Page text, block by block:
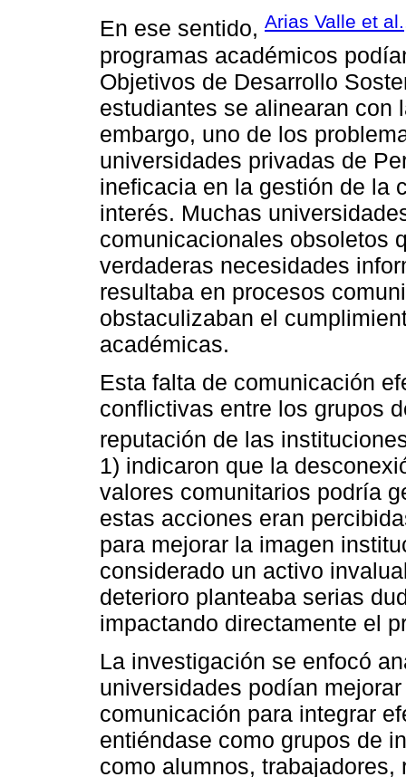
En ese sentido, Arias Valle et
programas académicos
Objetivos de Desarrollo
estudiantes se alinearan con
embargo, uno de los
universidades privadas de
ineficacia en la gestión de la
interés. Muchas
comunicacionales obsoletos
verdaderas necesidades
resultaba en procesos
obstaculizaban el
académicas.
Esta falta de comunicación
conflictivas entre los grupos
reputación de las
1) indicaron que la
valores comunitarios podría
estas acciones eran
para mejorar la imagen
considerado un activo
deterioro planteaba serias
impactando directamente el
La investigación se enfocó
universidades podían
comunicación para integrar
entiéndase como grupos de
como alumnos,